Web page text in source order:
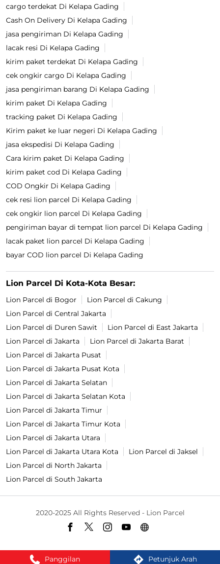
Panggilan Petunjuk Arah
cargo terdekat Di Kelapa Gading
Cash On Delivery Di Kelapa Gading
jasa pengiriman Di Kelapa Gading
lacak resi Di Kelapa Gading
kirim paket terdekat Di Kelapa Gading
cek ongkir cargo Di Kelapa Gading
jasa pengiriman barang Di Kelapa Gading
kirim paket Di Kelapa Gading
tracking paket Di Kelapa Gading
Kirim paket ke luar negeri Di Kelapa Gading
jasa ekspedisi Di Kelapa Gading
Cara kirim paket Di Kelapa Gading
kirim paket cod Di Kelapa Gading
COD Ongkir Di Kelapa Gading
cek resi lion parcel Di Kelapa Gading
cek ongkir lion parcel Di Kelapa Gading
pengiriman bayar di tempat lion parcel Di Kelapa Gading
lacak paket lion parcel Di Kelapa Gading
bayar COD lion parcel Di Kelapa Gading
Lion Parcel Di Kota-Kota Besar:
Lion Parcel di Bogor
Lion Parcel di Cakung
Lion Parcel di Central Jakarta
Lion Parcel di Duren Sawit
Lion Parcel di East Jakarta
Lion Parcel di Jakarta
Lion Parcel di Jakarta Barat
Lion Parcel di Jakarta Pusat
Lion Parcel di Jakarta Pusat Kota
Lion Parcel di Jakarta Selatan
Lion Parcel di Jakarta Selatan Kota
Lion Parcel di Jakarta Timur
Lion Parcel di Jakarta Timur Kota
Lion Parcel di Jakarta Utara
Lion Parcel di Jakarta Utara Kota
Lion Parcel di Jaksel
Lion Parcel di North Jakarta
Lion Parcel di South Jakarta
2020-2025 All Rights Reserved - Lion Parcel